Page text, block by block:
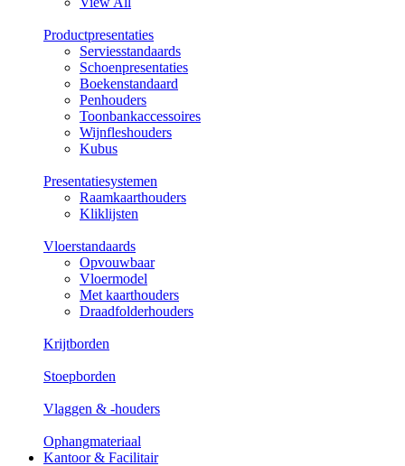
Productpresentaties
Serviesstandaards
Schoenpresentaties
Boekenstandaard
Penhouders
Toonbankaccessoires
Wijnfleshouders
Kubus
Presentatiesystemen
Raamkaarthouders
Kliklijsten
Vloerstandaards
Opvouwbaar
Vloermodel
Met kaarthouders
Draadfolderhouders
Krijtborden
Stoepborden
Vlaggen & -houders
Ophangmateriaal
Kantoor & Facilitair